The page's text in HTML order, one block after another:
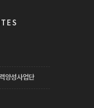
양성사업단